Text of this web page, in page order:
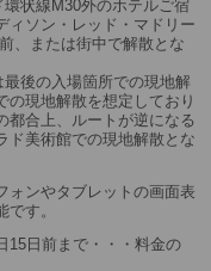
状線M30外のホテルご宿
ィソン・レッド・マドリー
、または街中で解散とな
後の入場箇所での現地解
の現地解散を想定しており
都合上、ルートが逆になる
ド美術館での現地解散とな
ォンやタブレットの画面表
す。
15日前まで・・・料金の